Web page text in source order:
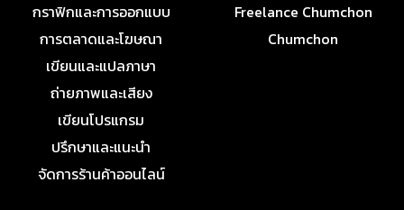
กราฟิกและการออกแบบ
การตลาดและโฆษณา
เขียนและแปลภาษา
ถ่ายภาพและเสียง
เขียนโปรแกรม
ปรึกษาและแนะนำ
จัดการร้านค้าออนไลน์
Freelance Chumchon
Chumchon